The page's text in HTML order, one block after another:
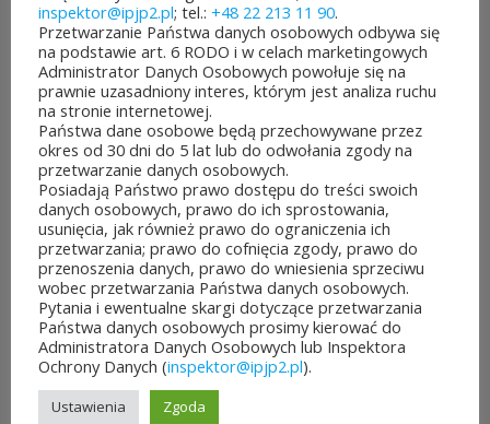
Obywatelskiego Mazowsza.
To mieszkańcy zdecydują,
które pomysły dostaną
dofinansowanie z budżetu
samorządu województwa
mazowieckiego. Do rozdania
jest aż 30 mln zł! Mieszkańcy
województwa mazowieckiego
po...
CZYTAJ DALEJ
inspektor@ipjp2.pl; tel.: +48 22 213 11 90.
Przetwarzanie Państwa danych osobowych odbywa się
na podstawie art. 6 RODO i w celach marketingowych
Administrator Danych Osobowych powołuje się na
prawnie uzasadniony interes, którym jest analiza ruchu
na stronie internetowej.
Państwa dane osobowe będą przechowywane przez
okres od 30 dni do 5 lat lub do odwołania zgody na
przetwarzanie danych osobowych.
Posiadają Państwo prawo dostępu do treści swoich
danych osobowych, prawo do ich sprostowania,
usunięcia, jak również prawo do ograniczenia ich
przetwarzania; prawo do cofnięcia zgody, prawo do
przenoszenia danych, prawo do wniesienia sprzeciwu
wobec przetwarzania Państwa danych osobowych.
Pytania i ewentualne skargi dotyczące przetwarzania
Państwa danych osobowych prosimy kierować do
Administratora Danych Osobowych lub Inspektora
Ochrony Danych (inspektor@ipjp2.pl).
Ustawienia Zgoda